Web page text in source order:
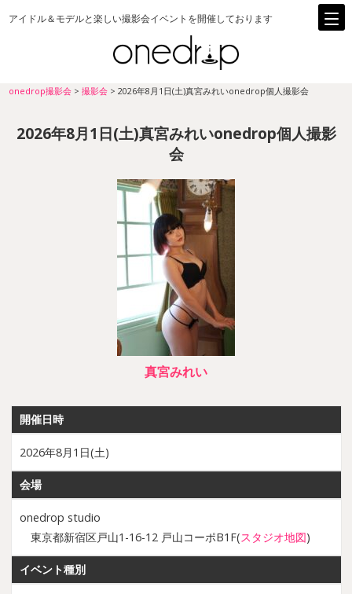
アイドル＆モデルと楽しい撮影会イベントを開催しております
onedrop撮影会 >撮影会 >2026年8月1日(土)真宮みれいonedrop個人撮影会
2026年8月1日(土)真宮みれいonedrop個人撮影
会
真宮みれい
開催日時
2026年8月1日(土)
会場
onedrop studio
東京都新宿区戸山1-16-12 戸山コーポB1F(スタジオ地図)
イベント種別